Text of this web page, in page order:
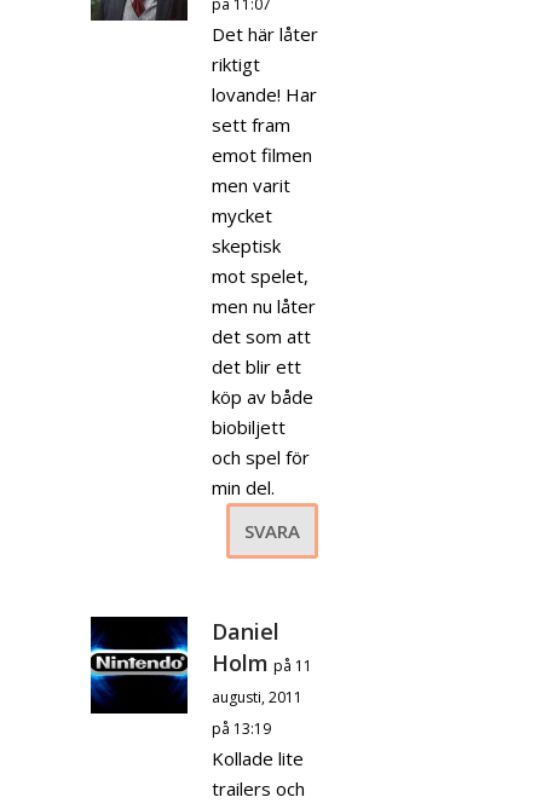
Det här låter
riktigt
lovande! Har
sett fram
emot filmen
men varit
mycket
skeptisk
mot spelet,
men nu låter
det som att
det blir ett
köp av både
biobiljett
och spel för
min del.
SVARA
Daniel
Holm på 11
augusti, 2011
på 13:19
Kollade lite
trailers och